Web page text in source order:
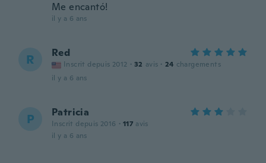
Me encantó!
il y a 6 ans
R Red
Inscrit depuis 2012 · 32 avis · 24 chargements
il y a 6 ans
P Patricia
Inscrit depuis 2016 · 117 avis
il y a 6 ans